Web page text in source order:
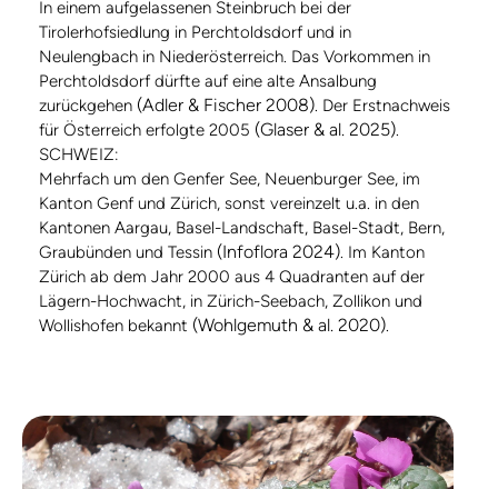
In einem aufgelassenen Steinbruch bei der
Tirolerhofsiedlung in Perchtoldsdorf und in
Neulengbach in Niederösterreich. Das Vorkommen in
Perchtoldsdorf dürfte auf eine alte Ansalbung
zurückgehen (Adler & Fischer 2008). Der Erstnachweis
für Österreich erfolgte 2005 (Glaser & al. 2025).
SCHWEIZ:
Mehrfach um den Genfer See, Neuenburger See, im
Kanton Genf und Zürich, sonst vereinzelt u.a. in den
Kantonen Aargau, Basel-Landschaft, Basel-Stadt, Bern,
Graubünden und Tessin (Infoflora 2024). Im Kanton
Zürich ab dem Jahr 2000 aus 4 Quadranten auf der
Lägern-Hochwacht, in Zürich-Seebach, Zollikon und
Wollishofen bekannt (Wohlgemuth & al. 2020).